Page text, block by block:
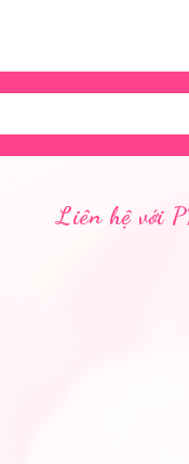
Liên hệ với